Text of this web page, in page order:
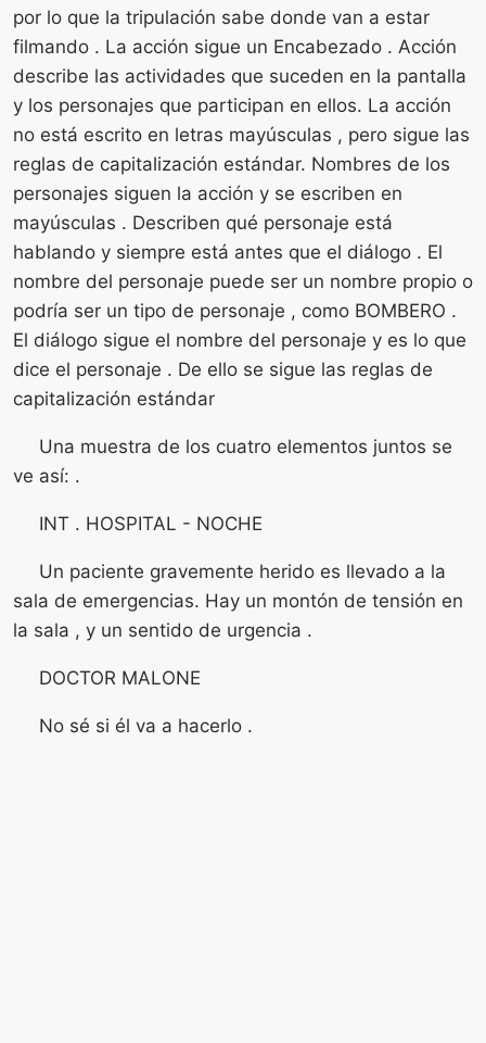
por lo que la tripulación sabe donde van a estar
filmando . La acción sigue un Encabezado . Acción
describe las actividades que suceden en la pantalla
y los personajes que participan en ellos. La acción
no está escrito en letras mayúsculas , pero sigue las
reglas de capitalización estándar. Nombres de los
personajes siguen la acción y se escriben en
mayúsculas . Describen qué personaje está
hablando y siempre está antes que el diálogo . El
nombre del personaje puede ser un nombre propio o
podría ser un tipo de personaje , como BOMBERO .
El diálogo sigue el nombre del personaje y es lo que
dice el personaje . De ello se sigue las reglas de
capitalización estándar
Una muestra de los cuatro elementos juntos se
ve así: .
INT . HOSPITAL - NOCHE
Un paciente gravemente herido es llevado a la
sala de emergencias. Hay un montón de tensión en
la sala , y un sentido de urgencia .
DOCTOR MALONE
No sé si él va a hacerlo .